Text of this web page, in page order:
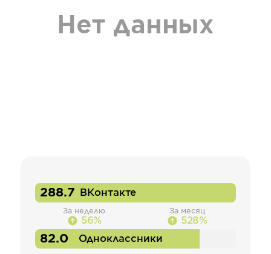
Нет данных
288.7 ВКонтакте
За неделю
56%
За месяц
528%
82.0 Одноклассники